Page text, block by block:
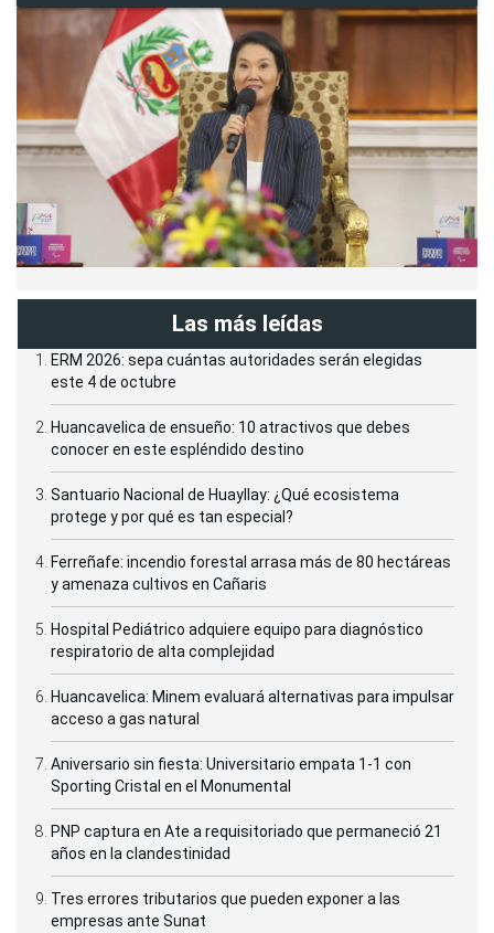
Las más leídas
ERM 2026: sepa cuántas autoridades serán elegidas
este 4 de octubre
Huancavelica de ensueño: 10 atractivos que debes
conocer en este espléndido destino
Santuario Nacional de Huayllay: ¿Qué ecosistema
protege y por qué es tan especial?
Ferreñafe: incendio forestal arrasa más de 80 hectáreas
y amenaza cultivos en Cañaris
Hospital Pediátrico adquiere equipo para diagnóstico
respiratorio de alta complejidad
Huancavelica: Minem evaluará alternativas para impulsar
acceso a gas natural
Aniversario sin fiesta: Universitario empata 1-1 con
Sporting Cristal en el Monumental
PNP captura en Ate a requisitoriado que permaneció 21
años en la clandestinidad
Tres errores tributarios que pueden exponer a las
empresas ante Sunat